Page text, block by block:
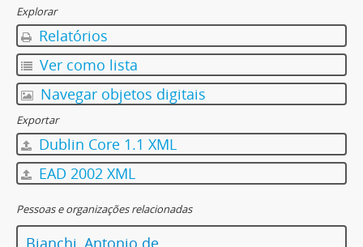
Explorar
Relatórios
Ver como lista
Navegar objetos digitais
Exportar
Dublin Core 1.1 XML
EAD 2002 XML
Pessoas e organizações relacionadas
Bianchi, Antonio de